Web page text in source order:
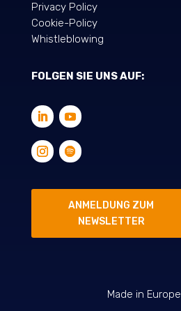
Privacy Policy
Cookie-Policy
Whistleblowing
FOLGEN SIE UNS AUF:
ANMELDUNG ZUM
NEWSLETTER
Made in Europe